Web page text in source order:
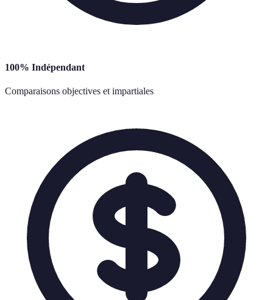
100% Indépendant
Comparaisons objectives et impartiales